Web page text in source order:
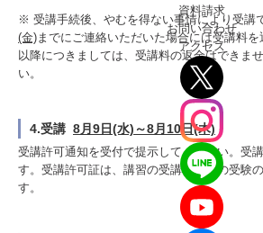
資料請求
お問い合わせ
アクセス
※ 受講手続後、やむを得ない事情により受講
(金)までにご連絡いただいた場合には受講料
以降につきましては、受講料の返金はできま
い。
4.受講 8月9日(水)～8月10日(木)
受講許可通知を受付で提示してください。受
す。受講許可証は、講習の受講や試験の受験
す。